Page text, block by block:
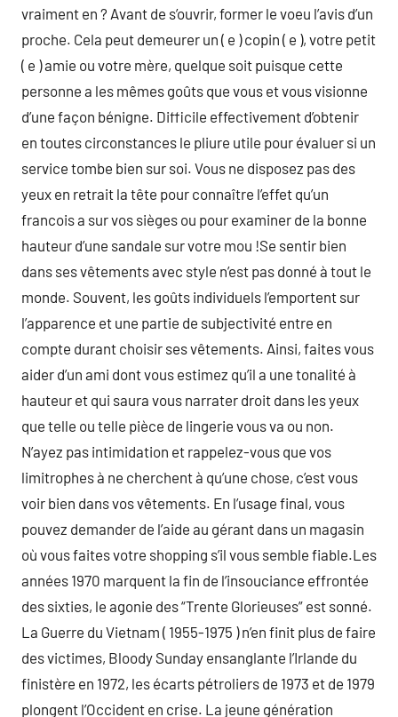
vraiment en ? Avant de s’ouvrir, former le voeu l’avis d’un
proche. Cela peut demeurer un ( e ) copin ( e ), votre petit
( e ) amie ou votre mère, quelque soit puisque cette
personne a les mêmes goûts que vous et vous visionne
d’une façon bénigne. Difficile effectivement d’obtenir
en toutes circonstances le pliure utile pour évaluer si un
service tombe bien sur soi. Vous ne disposez pas des
yeux en retrait la tête pour connaître l’effet qu’un
francois a sur vos sièges ou pour examiner de la bonne
hauteur d’une sandale sur votre mou !Se sentir bien
dans ses vêtements avec style n’est pas donné à tout le
monde. Souvent, les goûts individuels l’emportent sur
l’apparence et une partie de subjectivité entre en
compte durant choisir ses vêtements. Ainsi, faites vous
aider d’un ami dont vous estimez qu’il a une tonalité à
hauteur et qui saura vous narrater droit dans les yeux
que telle ou telle pièce de lingerie vous va ou non.
N’ayez pas intimidation et rappelez-vous que vos
limitrophes à ne cherchent à qu’une chose, c’est vous
voir bien dans vos vêtements. En l’usage final, vous
pouvez demander de l’aide au gérant dans un magasin
où vous faites votre shopping s’il vous semble fiable.Les
années 1970 marquent la fin de l’insouciance effrontée
des sixties, le agonie des “Trente Glorieuses” est sonné.
La Guerre du Vietnam ( 1955-1975 ) n’en finit plus de faire
des victimes, Bloody Sunday ensanglante l’Irlande du
finistère en 1972, les écarts pétroliers de 1973 et de 1979
plongent l’Occident en crise. La jeune génération